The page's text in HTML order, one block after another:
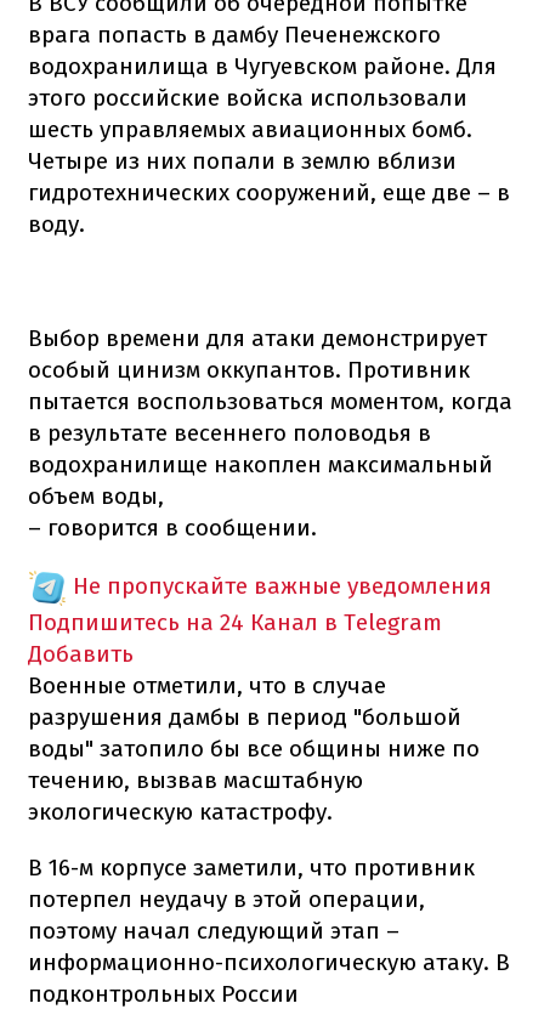
врага попасть в дамбу Печенежского
водохранилища в Чугуевском районе. Для
этого российские войска использовали
шесть управляемых авиационных бомб.
Четыре из них попали в землю вблизи
гидротехнических сооружений, еще две – в
воду.
Выбор времени для атаки демонстрирует
особый цинизм оккупантов. Противник
пытается воспользоваться моментом, когда
в результате весеннего половодья в
водохранилище накоплен максимальный
объем воды,
– говорится в сообщении.
Не пропускайте важные уведомления
Подпишитесь на 24 Канал в Telegram
Добавить
Военные отметили, что в случае
разрушения дамбы в период "большой
воды" затопило бы все общины ниже по
течению, вызвав масштабную
экологическую катастрофу.
В 16-м корпусе заметили, что противник
потерпел неудачу в этой операции,
поэтому начал следующий этап –
информационно-психологическую атаку. В
подконтрольных России